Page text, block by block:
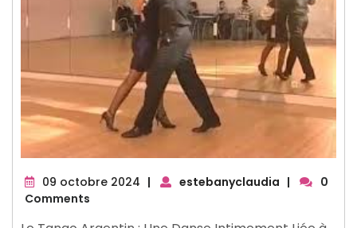
09 octobre 2024 09
| estebanyclaudia |
0
Comments